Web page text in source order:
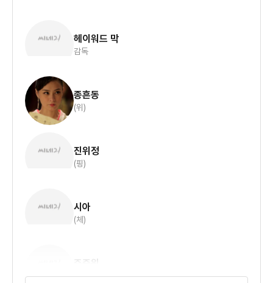
헤이워드 막
감독
종흔동
(위)
진위정
(핑)
시아
(체)
주준위
(우디)